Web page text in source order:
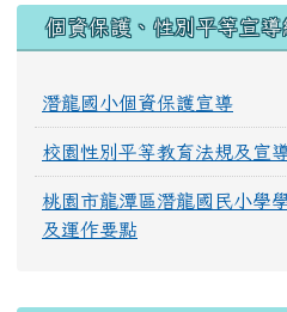
個資保護、性別平等宣導
潛龍國小個資保護宣導
校園性別平等教育法規及宣
桃園市龍潭區潛龍國民小學
及運作要點